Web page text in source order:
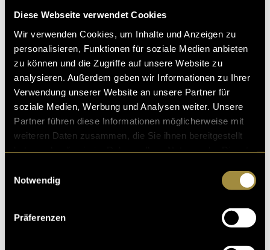
Diese Webseite verwendet Cookies
Wir verwenden Cookies, um Inhalte und Anzeigen zu
personalisieren, Funktionen für soziale Medien anbieten
zu können und die Zugriffe auf unsere Website zu
analysieren. Außerdem geben wir Informationen zu Ihrer
Verwendung unserer Website an unsere Partner für
soziale Medien, Werbung und Analysen weiter. Unsere
Partner führen diese Informationen möglicherweise mit
weiteren Daten zusammen, die Sie ihnen bereitgestellt
Notwendig
Präferenzen